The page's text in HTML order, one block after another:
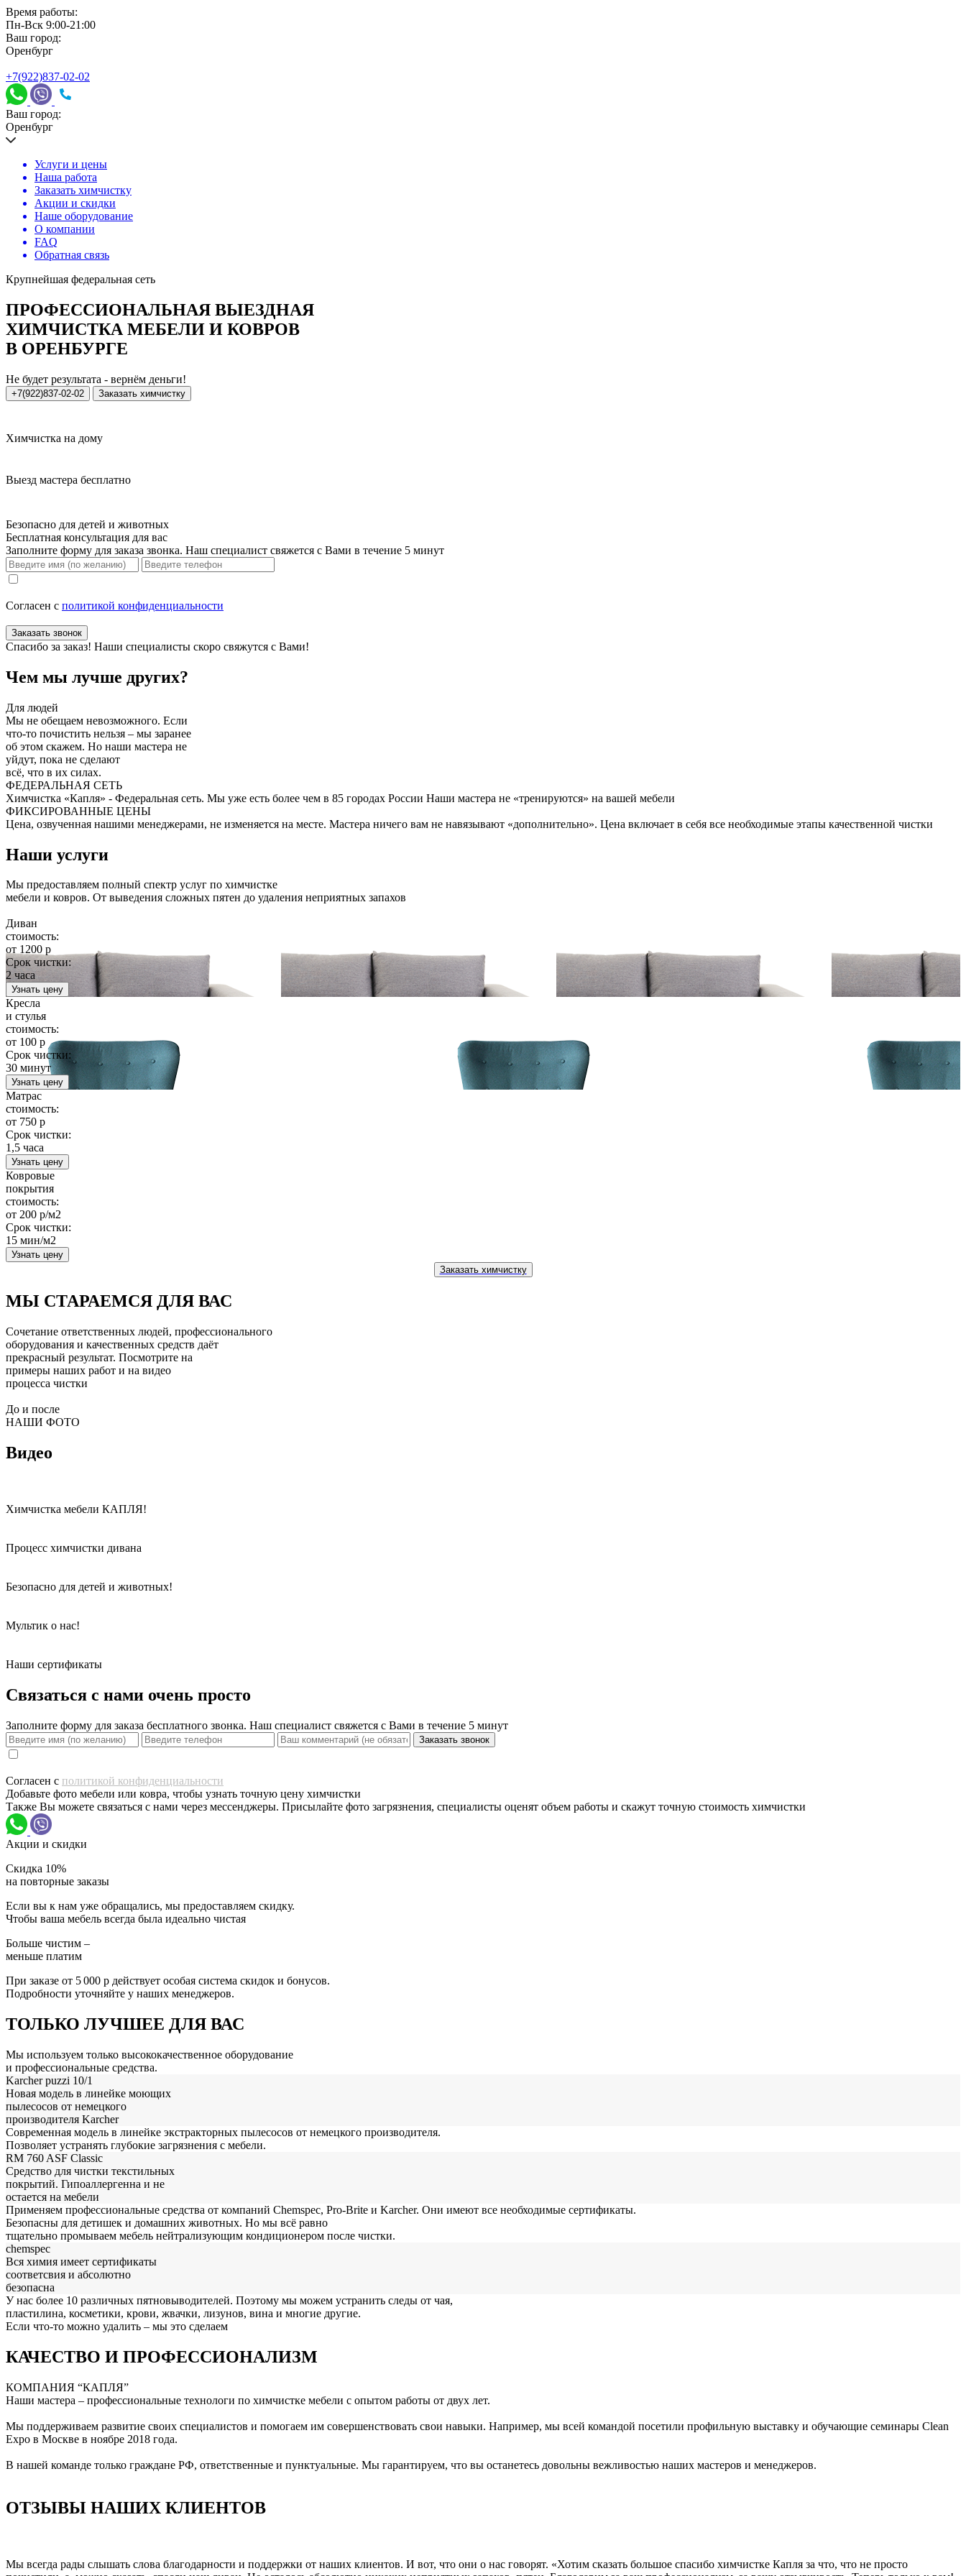
Время работы:
Пн-Вск 9:00-21:00
Ваш город:
Оренбург
+7(922)837-02-02
Ваш город:
Оренбург
Услуги и цены
Наша работа
Заказать химчистку
Акции и скидки
Наше оборудование
О компании
FAQ
Обратная связь
Крупнейшая федеральная сеть
ПРОФЕССИОНАЛЬНАЯ ВЫЕЗДНАЯ
ХИМЧИСТКА МЕБЕЛИ И КОВРОВ
В ОРЕНБУРГЕ
Не будет результата - вернём деньги!
+7(922)837-02-02 Заказать химчистку
Химчистка на дому
Выезд мастера бесплатно
Безопасно для детей и животных
Бесплатная консультация для вас
Заполните форму для заказа звонка. Наш специалист свяжется с Вами в течение 5 минут
Согласен с политикой конфиденциальности
Заказать звонок
Спасибо за заказ! Наши специалисты скоро свяжутся с Вами!
Чем мы лучше других?
Для людей
Мы не обещаем невозможного. Если
что-то почистить нельзя – мы заранее
об этом скажем. Но наши мастера не
уйдут, пока не сделают
всё, что в их силах.
ФЕДЕРАЛЬНАЯ СЕТЬ
Химчистка «Капля» - Федеральная сеть. Мы уже есть более чем в 85 городах России Наши мастера не «тренируются» на вашей мебели
ФИКСИРОВАННЫЕ ЦЕНЫ
Цена, озвученная нашими менеджерами, не изменяется на месте. Мастера ничего вам не навязывают «дополнительно». Цена включает в себя все необходимые этапы качественной чистки
Наши услуги
Мы предоставляем полный спектр услуг по химчистке
мебели и ковров. От выведения сложных пятен до удаления неприятных запахов
Диван
стоимость:
от 1200 р
Срок чистки:
2 часа
Узнать цену
Кресла
и стулья
стоимость:
от 100 р
Срок чистки:
30 минут
Узнать цену
Матрас
стоимость:
от 750 р
Срок чистки:
1,5 часа
Узнать цену
Ковровые
покрытия
стоимость:
от 200 р/м2
Срок чистки:
15 мин/м2
Узнать цену
Заказать химчистку
МЫ СТАРАЕМСЯ ДЛЯ ВАС
Сочетание ответственных людей, профессионального
оборудования и качественных средств даёт
прекрасный результат. Посмотрите на
примеры наших работ и на видео
процесса чистки
До и после
НАШИ ФОТО
Видео
Химчистка мебели КАПЛЯ!
Процесс химчистки дивана
Безопасно для детей и животных!
Мультик о нас!
Наши сертификаты
Связаться с нами очень просто
Заполните форму для заказа бесплатного звонка. Наш специалист свяжется с Вами в течение 5 минут
Согласен с политикой конфиденциальности
Добавьте фото мебели или ковра, чтобы узнать точную цену химчистки
Также Вы можете связаться с нами через мессенджеры. Присылайте фото загрязнения, специалисты оценят объем работы и скажут точную стоимость химчистки
Акции и скидки
Скидка 10%
на повторные заказы
Если вы к нам уже обращались, мы предоставляем скидку.
Чтобы ваша мебель всегда была идеально чистая
Больше чистим –
меньше платим
При заказе от 5 000 р действует особая система скидок и бонусов.
Подробности уточняйте у наших менеджеров.
ТОЛЬКО ЛУЧШЕЕ ДЛЯ ВАС
Мы используем только высококачественное оборудование
и профессиональные средства.
Karcher puzzi 10/1
Новая модель в линейке моющих
пылесосов от немецкого
производителя Karcher
Современная модель в линейке экстракторных пылесосов от немецкого производителя.
Позволяет устранять глубокие загрязнения с мебели.
RM 760 ASF Classic
Средство для чистки текстильных
покрытий. Гипоаллергенна и не
остается на мебели
Применяем профессиональные средства от компаний Chemspec, Pro-Brite и Karcher. Они имеют все необходимые сертификаты.
Безопасны для детишек и домашних животных. Но мы всё равно
тщательно промываем мебель нейтрализующим кондиционером после чистки.
chemspec
Вся химия имеет сертификаты
соответсвия и абсолютно
безопасна
У нас более 10 различных пятновыводителей. Поэтому мы можем устранить следы от чая,
пластилина, косметики, крови, жвачки, лизунов, вина и многие другие.
Если что-то можно удалить – мы это сделаем
КАЧЕСТВО И ПРОФЕССИОНАЛИЗМ
КОМПАНИЯ “КАПЛЯ”
Наши мастера – профессиональные технологи по химчистке мебели с опытом работы от двух лет.
Мы поддерживаем развитие своих специалистов и помогаем им совершенствовать свои навыки. Например, мы всей командой посетили профильную выставку и обучающие семинары Clean
Expo в Москве в ноябре 2018 года.
В нашей команде только граждане РФ, ответственные и пунктуальные. Мы гарантируем, что вы останетесь довольны вежливостью наших мастеров и менеджеров.
ОТЗЫВЫ НАШИХ КЛИЕНТОВ
Мы всегда рады слышать слова благодарности и поддержки от наших клиентов. И вот, что они о нас говорят. «Хотим сказать большое спасибо химчистке Капля за что, что не просто